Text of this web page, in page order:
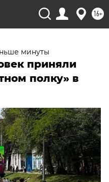
16+
минуты
приняли
полку» в